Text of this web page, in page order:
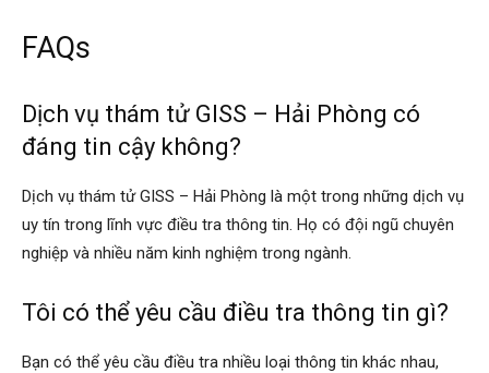
FAQs
Dịch vụ thám tử GISS – Hải Phòng có
đáng tin cậy không?
Dịch vụ thám tử GISS – Hải Phòng là một trong những dịch vụ
uy tín trong lĩnh vực điều tra thông tin. Họ có đội ngũ chuyên
nghiệp và nhiều năm kinh nghiệm trong ngành.
Tôi có thể yêu cầu điều tra thông tin gì?
Bạn có thể yêu cầu điều tra nhiều loại thông tin khác nhau,